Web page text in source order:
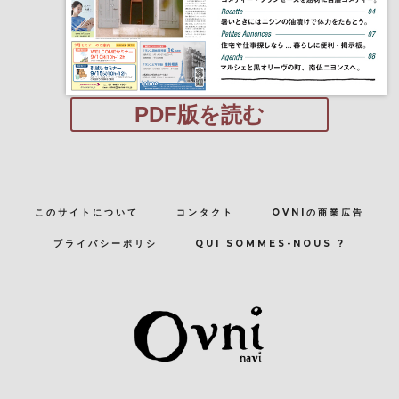
PDF版を読む
このサイトについて コンタクト OVNIの商業広告
プライバシーポリシ QUI SOMMES-NOUS ?